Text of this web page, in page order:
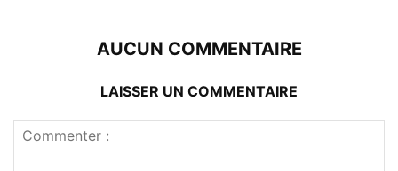
AUCUN COMMENTAIRE
LAISSER UN COMMENTAIRE